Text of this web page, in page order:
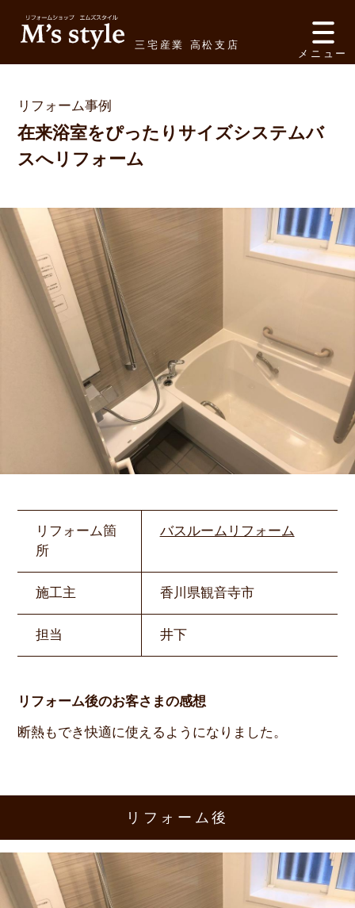
三宅産業 高松支店
メニュー
リフォーム事例
在来浴室をぴったりサイズシステムバ
スへリフォーム
リフォーム箇
所
バスルームリフォーム
施工主 香川県観音寺市
担当 井下
リフォーム後のお客さまの感想
断熱もでき快適に使えるようになりました。
リフォーム後